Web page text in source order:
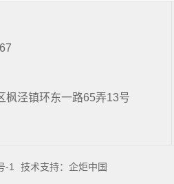
枫泾镇环东一路65弄13号
-1 技术支持：企炬中国